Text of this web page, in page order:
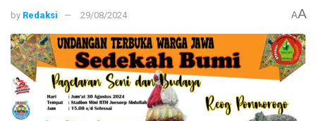
by Redaksi 29/08/2024 AA